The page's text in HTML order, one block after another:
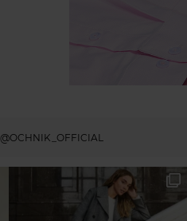
@OCHNIK_OFFICIAL